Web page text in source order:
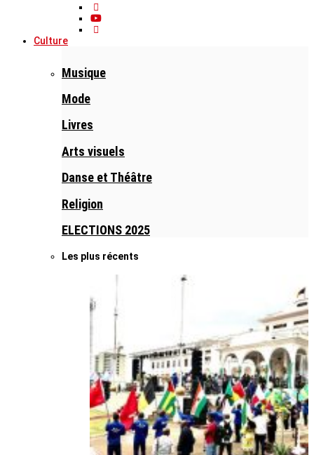
Culture
Musique
Mode
Livres
Arts visuels
Danse et Théâtre
Religion
ELECTIONS 2025
Les plus récents